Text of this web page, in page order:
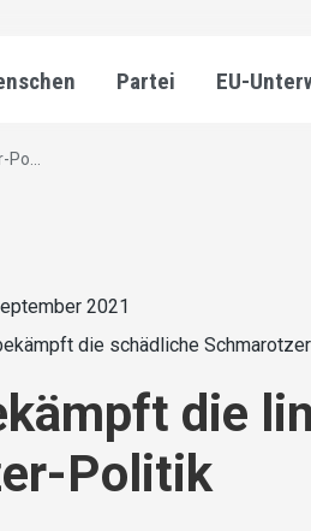
Partei EU-
Po...
2021
die schädliche
die
Politik